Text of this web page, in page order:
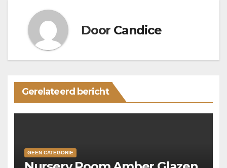
Door Candice
Gerelateerd bericht
GEEN CATEGORIE